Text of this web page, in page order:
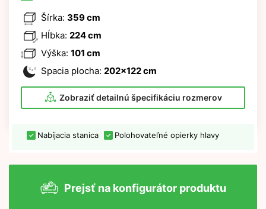
Šírka: 359 cm
Hĺbka: 224 cm
Výška: 101 cm
Spacia plocha: 202x122 cm
Zobraziť detailnú špecifikáciu rozmerov
Nabíjacia stanica Polohovateľné opierky hlavy
Prejsť na konfigurátor produktu